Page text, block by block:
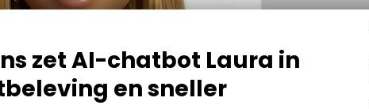
zet AI-chatbot Laura in
en sneller